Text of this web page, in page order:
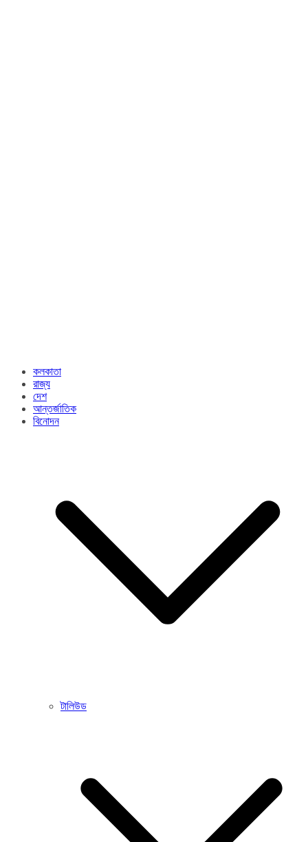
কলকাতা
রাজ্য​
দেশ
আন্তর্জাতিক
বিনোদন
টালিউড